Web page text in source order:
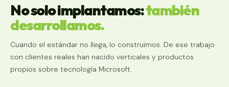
No solo implantamos:también
desarrollamos.
Cuando el estándar no llega, lo construimos. De ese trabajo
con clientes reales han nacido verticales y productos
propios sobre tecnología Microsoft.